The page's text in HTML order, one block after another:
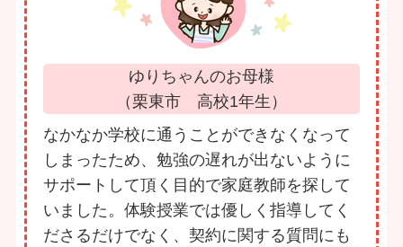
ゆりちゃんのお母様
（栗東市 高校1年生）
なかなか学校に通うことができなくなって
しまったため、勉強の遅れが出ないように
サポートして頂く目的で家庭教師を探して
いました。体験授業では優しく指導してく
ださるだけでなく、契約に関する質問にも